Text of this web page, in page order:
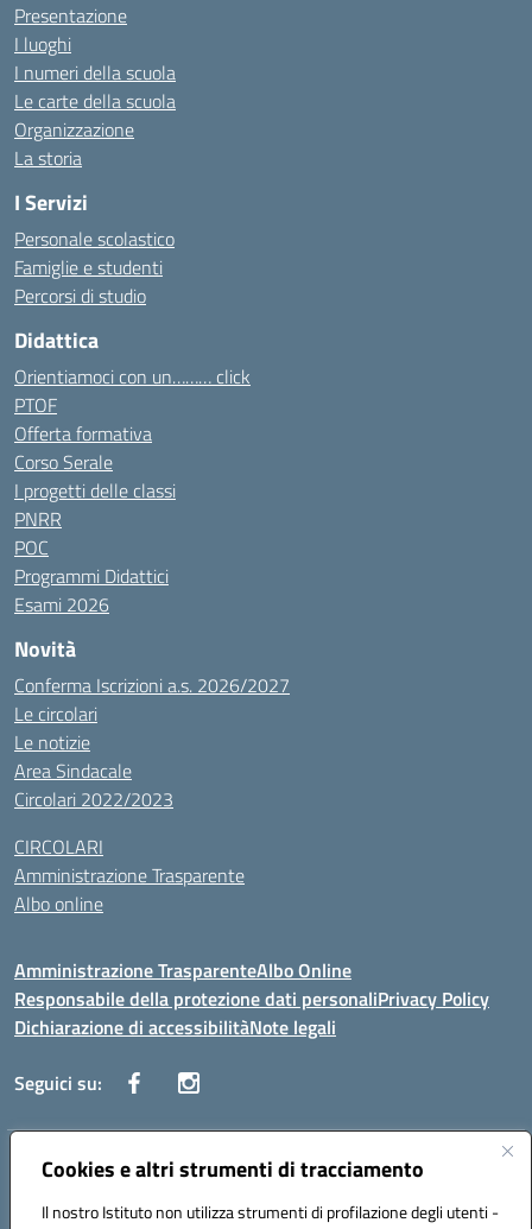
Cookies e altri strumenti di tracciamento
Il nostro Istituto non utilizza strumenti di profilazione degli utenti -
Presentazione
I luoghi
I numeri della scuola
Le carte della scuola
Organizzazione
La storia
I Servizi
Personale scolastico
Famiglie e studenti
Percorsi di studio
Didattica
Orientiamoci con un……… click
PTOF
Offerta formativa
Corso Serale
I progetti delle classi
PNRR
POC
Programmi Didattici
Esami 2026
Novità
Conferma Iscrizioni a.s. 2026/2027
Le circolari
Le notizie
Area Sindacale
Circolari 2022/2023
CIRCOLARI
Amministrazione Trasparente
Albo online
Amministrazione TrasparenteAlbo Online
Responsabile della protezione dati personaliPrivacy Policy
Dichiarazione di accessibilitàNote legali
Seguici su:
Indirizzo:Corso Vittorio Emanuele, 27 90133 - Palermo
Posta elettronica certificata (PEC):pais03600r@pec.istruzione.it